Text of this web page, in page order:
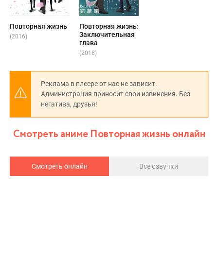
Повторная жизнь
(2016)
Повторная жизнь:
Заключительная
глава
(2018)
Реклама в плеере от нас не зависит.
Администрация приносит свои извинения. Без
негатива, друзья!
Смотреть аниме Повторная жизнь онлайн
Смотреть онлайн Все озвучки